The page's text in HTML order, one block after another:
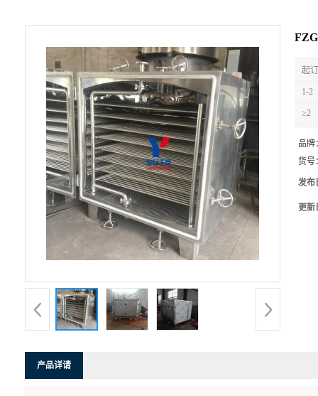
起
1-2
≥2
品牌
货号
发布
更新
产品详请